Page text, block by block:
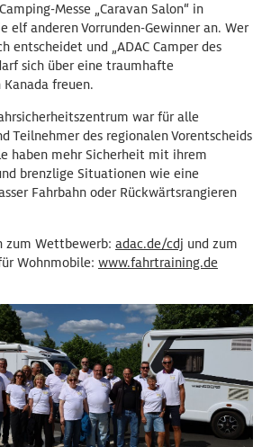
Messe „Caravan Salon“ in
elf anderen Vorrunden-Gewinner an. Wer
entscheidet und „ADAC Camper des
sich über eine traumhafte
Kanada freuen.
war für alle
Teilnehmer des regionalen Vorentscheids
haben mehr Sicherheit mit ihrem
brenzlige Situationen wie eine
Fahrbahn oder Rückwärtsrangieren
zum Wettbewerb: adac.de/cdj und zum
Wohnmobile: www.fahrtraining.de